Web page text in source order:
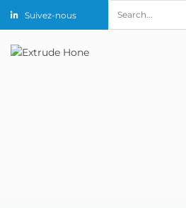
Suivez-nous
for: